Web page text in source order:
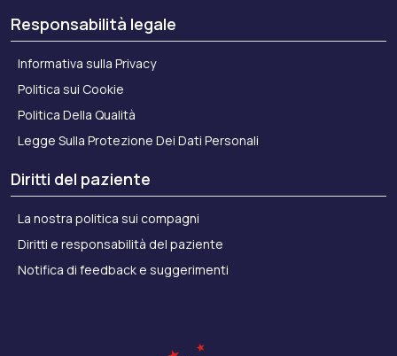
Responsabilità legale
Informativa sulla Privacy
Politica sui Cookie
Politica Della Qualità
Legge Sulla Protezione Dei Dati Personali
Diritti del paziente
La nostra politica sui compagni
Diritti e responsabilità del paziente
Notifica di feedback e suggerimenti